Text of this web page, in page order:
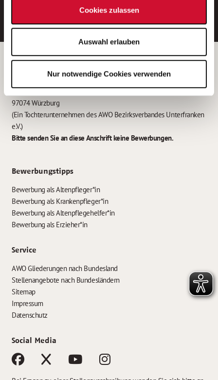
Cookies zulassen
Auswahl erlauben
Nur notwendige Cookies verwenden
E-Mail-Adresse eintragen
Betreiber der Webseite
Garitz Bewirtschaftungsbetriebe GmbH
Kantstraße 45a
97074 Würzburg
(Ein Tochterunternehmen des AWO Bezirksverbandes Unterfranken
e.V.)
Bitte senden Sie an diese Anschrift keine Bewerbungen.
Bewerbungstipps
Bewerbung als Altenpfleger*in
Bewerbung als Krankenpfleger*in
Bewerbung als Altenpflegehelfer*in
Bewerbung als Erzieher*in
Service
AWO Gliederungen nach Bundesland
Stellenangebote nach Bundesländern
Sitemap
Impressum
Datenschutz
Social Media